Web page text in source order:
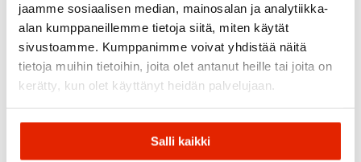
jaamme sosiaalisen median, mainosalan ja analytiikka-
alan kumppaneillemme tietoja siitä, miten käytät
sivustoamme. Kumppanimme voivat yhdistää näitä
tietoja muihin tietoihin, joita olet antanut heille tai joita on
kerätty, kun olet käyttänyt heidän palvelujaan.
Salli kaikki